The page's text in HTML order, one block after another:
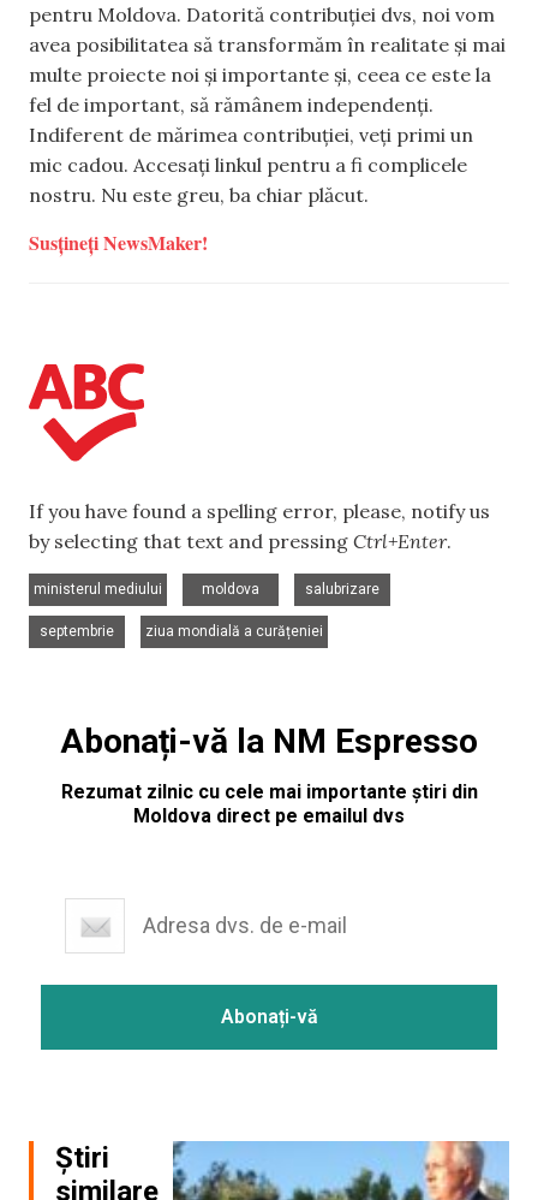
pentru Moldova. Datorită contribuției dvs, noi vom
avea posibilitatea să transformăm în realitate și mai
multe proiecte noi și importante și, ceea ce este la
fel de important, să rămânem independenți.
Indiferent de mărimea contribuției, veți primi un
mic cadou. Accesați linkul pentru a fi complicele
nostru. Nu este greu, ba chiar plăcut.
Susțineți NewsMaker!
If you have found a spelling error, please, notify us
by selecting that text and pressing Ctrl+Enter.
ministerul mediului
moldova
salubrizare
septembrie
ziua mondială a curățeniei
Abonați-vă la NM Espresso
Rezumat zilnic cu cele mai importante știri din
Moldova direct pe emailul dvs
Știri
similare